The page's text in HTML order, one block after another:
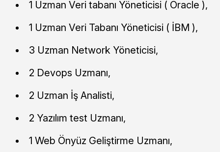
1 Uzman Veri tabanı Yöneticisi ( Oracle ),
1 Uzman Veri Tabanı Yöneticisi ( İBM ),
3 Uzman Network Yöneticisi,
2 Devops Uzmanı,
2 Uzman İş Analisti,
2 Yazılım test Uzmanı,
1 Web Önyüz Geliştirme Uzmanı,